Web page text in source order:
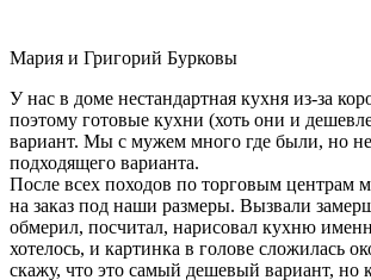
Мария и Григорий Бурковы
У нас в доме нестандартная кухня из-за
поэтому готовые кухни (хоть они и
вариант. Мы с мужем много где были, но
подходящего варианта.
После всех походов по торговым центрам
на заказ под наши размеры. Вызвали
обмерил, посчитал, нарисовал кухню
хотелось, и картинка в голове сложилась
скажу, что это самый дешевый вариант, но